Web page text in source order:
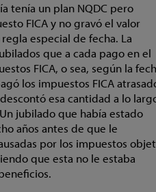
tenía un plan NQDC pero
FICA y no gravó el valor
especial de fecha. La
que a cada pago en el
FICA, o sea, según la
los impuestos FICA
esa cantidad a lo
jubilado que había estado
años antes de que le
por los impuestos
que esta no le estaba